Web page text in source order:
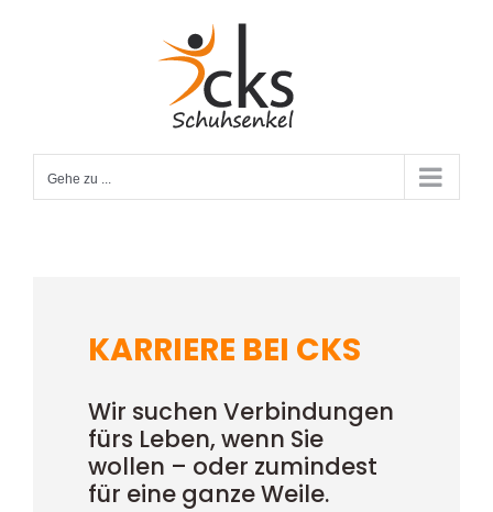
Gehe zu ...
KARRIERE BEI CKS
Wir suchen Verbindungen
fürs Leben, wenn Sie
wollen – oder zumindest
für eine ganze Weile.